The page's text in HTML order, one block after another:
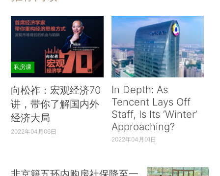
私房课
向松祚：宏观经济70
讲，带你了解国内外
经济大局
2022年04月06日
In Depth: As
Tencent Lays Off
Staff, Is Its ‘Winter’
Approaching?
2022年04月01日